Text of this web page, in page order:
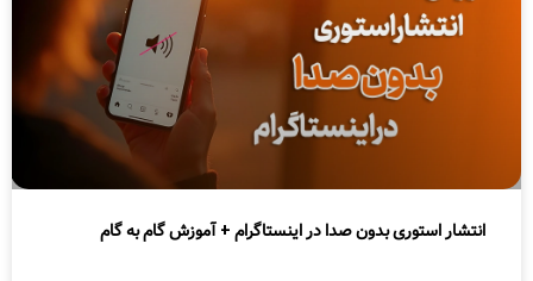
انتشار استوری بدون صدا در اینستاگرام + آموزش گام به گام